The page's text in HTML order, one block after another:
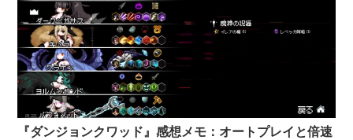
『ダンジョンクワッド』感想メモ：オートプレイと倍速